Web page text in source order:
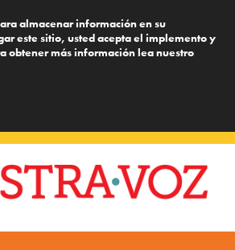
almacenar información en su
este sitio, usted acepta el implemento y
obtener más información lea nuestro